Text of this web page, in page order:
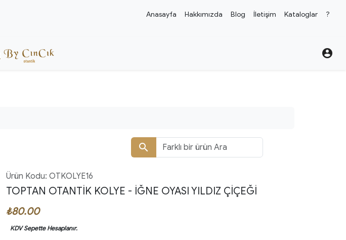
Anasayfa Hakkımızda Blog İletişim Kataloglar ?
account_circle
search
Ürün Kodu: OTKOLYE16
TOPTAN OTANTIK KOLYE - İĞNE OYASI YILDIZ ÇIÇEĞI
₺80.00
KDV Sepette Hesaplanır.